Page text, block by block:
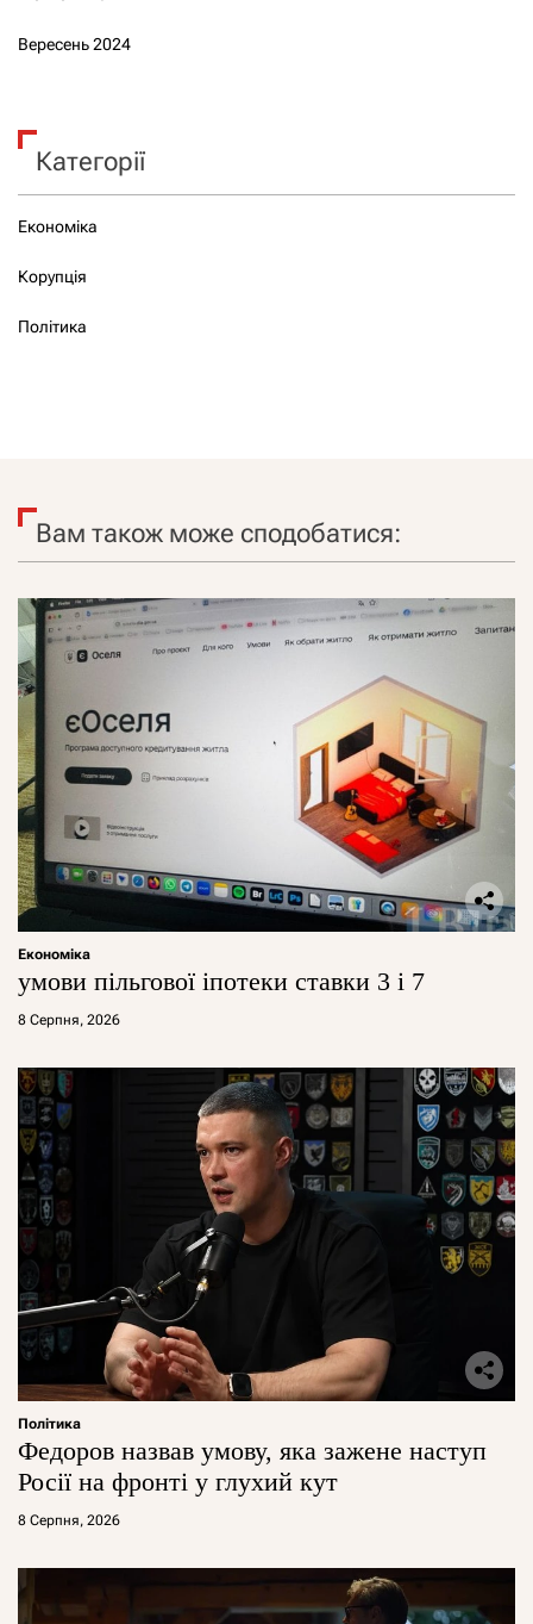
Вересень 2024
Категорії
Економіка
Корупція
Політика
Вам також може сподобатися:
Економіка
умови пільгової іпотеки ставки 3 і 7
8 Серпня, 2026
Політика
Федоров назвав умову, яка зажене наступ
Росії на фронті у глухий кут
8 Серпня, 2026